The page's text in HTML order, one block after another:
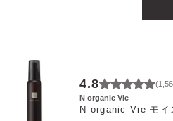
4.8 (
N organic Vie
N organic Vie モイ